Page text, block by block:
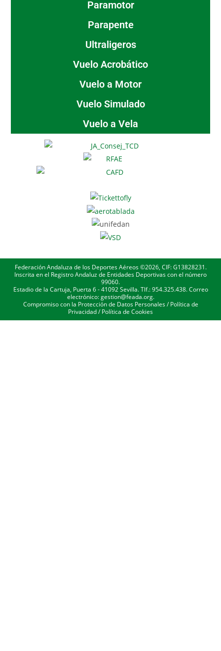
Paramotor
Parapente
Ultraligeros
Vuelo Acrobático
Vuelo a Motor
Vuelo Simulado
Vuelo a Vela
Federación Andaluza de los Deportes Aéreos ©2026, CIF: G13828231.
Inscrita en el Registro Andaluz de Entidades Deportivas con el número
99060.
Estadio de la Cartuja, Puerta 6 - 41092 Sevilla. Tlf.: 954.325.438. Correo
electrónico: gestion@feada.org.
Compromiso con la Protección de Datos Personales/Política de
Privacidad/Política de Cookies